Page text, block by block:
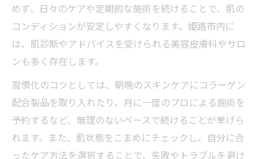
めず、日々のケアや定期的な施術を続けることで、肌の
コンディションが安定しやすくなります。姫路市内に
は、肌診断やアドバイスを受けられる美容皮膚科やサロ
ンも多く存在します。
習慣化のコツとしては、朝晩のスキンケアにコラーゲン
配合製品を取り入れたり、月に一度のプロによる施術を
予約するなど、無理のないペースで続けることが挙げら
れます。また、肌状態をこまめにチェックし、自分に合
ったケア方法を選択することで、失敗やトラブルを避け